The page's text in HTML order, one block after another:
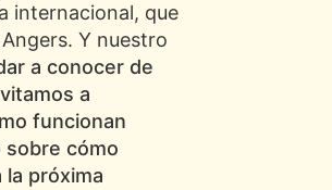
internacional, que
Y nuestro
a conocer de
a
funcionan
sobre cómo
próxima